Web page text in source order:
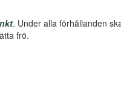
. Under alla förhållanden
frö.